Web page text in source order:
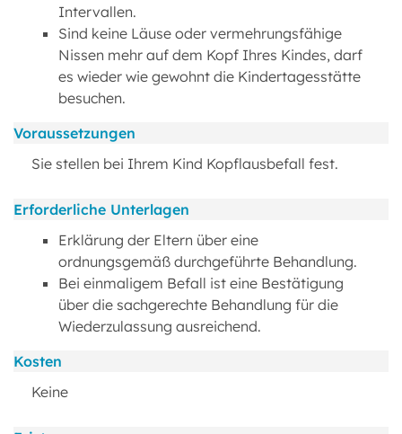
Intervallen.
Sind keine Läuse oder vermehrungsfähige
Nissen mehr auf dem Kopf Ihres Kindes, darf
es wieder wie gewohnt die Kindertagesstätte
besuchen.
Voraussetzungen
Sie stellen bei Ihrem Kind Kopflausbefall fest.
Erforderliche Unterlagen
Erklärung der Eltern über eine
ordnungsgemäß durchgeführte Behandlung.
Bei einmaligem Befall ist eine Bestätigung
über die sachgerechte Behandlung für die
Wiederzulassung ausreichend.
Kosten
Keine